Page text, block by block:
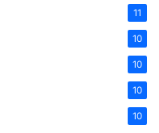
11
10
10
10
10